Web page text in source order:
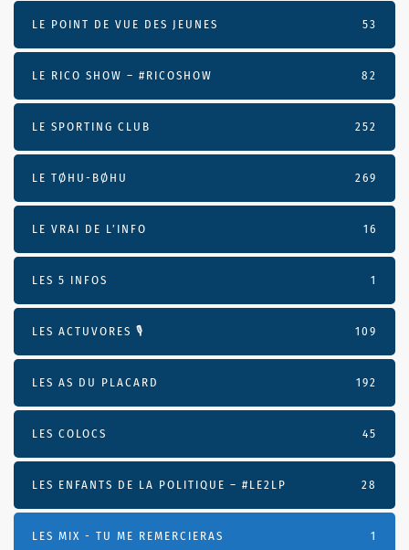
LE POINT DE VUE DES JEUNES 53
LE RICO SHOW – #RICOSHOW 82
LE SPORTING CLUB 252
LE TØHU-BØHU 269
LE VRAI DE L’INFO 16
LES 5 INFOS 1
LES ACTUVORES 🎙 109
LES AS DU PLACARD 192
LES COLOCS 45
LES ENFANTS DE LA POLITIQUE – #LE2LP 28
LES MIX - TU ME REMERCIERAS 1